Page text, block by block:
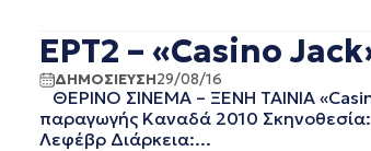
ΙΟΥΝΙΟΣ 2020
ΜΑΙΟΣ 2020
ΑΠΡΙΛΙΟΣ 2020
ΜΑΡΤΙΟΣ 2020
ΕΡΤ2 – «Casino
ΔΗΜΟΣΙΕΥΣΗ29/08/16
ΘΕΡΙΝΟ ΣΙΝΕΜΑ – ΞΕΝΗ ΤΑΙΝΙΑ
παραγωγής Καναδά 2010 Σκηνοθεσία:
Λεφέβρ Διάρκεια:...